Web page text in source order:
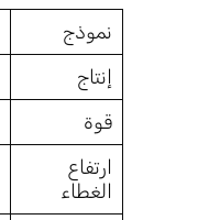
نموذج
إنتاج
قوة
ارتفاع
الغطاء